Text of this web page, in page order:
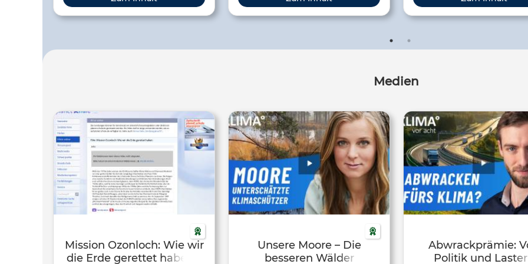
Wie? Das erfährst Du auf dieser
Website.
auch (digitale) Workshops zum Thema
Kilmawandel, Ausbildungen zum
den Unterricht.
Medien
Mission Ozonloch: Wie wir
die Erde gerettet haben –
Unsere Moore – Die
besseren Wälder
Abwrackprämie:
Politik und